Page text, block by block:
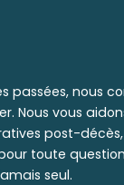
passées, nous
Nous vous
post-
toute
seul.